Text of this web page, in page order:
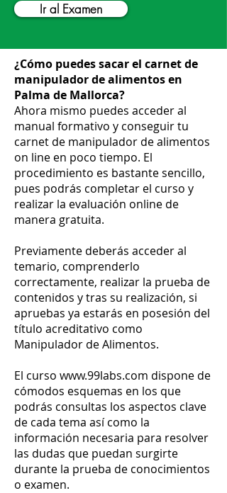
Ir al Examen
¿Cómo puedes sacar el carnet de
manipulador de alimentos en
Palma de Mallorca?
Ahora mismo puedes acceder al
manual formativo y conseguir tu
carnet de manipulador de alimentos
on line en poco tiempo. El
procedimiento es bastante sencillo,
pues podrás completar el curso y
realizar la evaluación online de
manera gratuita.
Previamente deberás acceder al
temario, comprenderlo
correctamente, realizar la prueba de
contenidos y tras su realización, si
apruebas ya estarás en posesión del
título acreditativo como
Manipulador de Alimentos.
El curso www.99labs.com dispone de
cómodos esquemas en los que
podrás consultas los aspectos clave
de cada tema así como la
información necesaria para resolver
las dudas que puedan surgirte
durante la prueba de conocimientos
o examen.